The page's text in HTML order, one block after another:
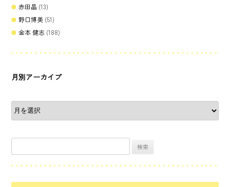
赤田晶 (13)
野口博美 (51)
金本 健志 (188)
月別アーカイブ